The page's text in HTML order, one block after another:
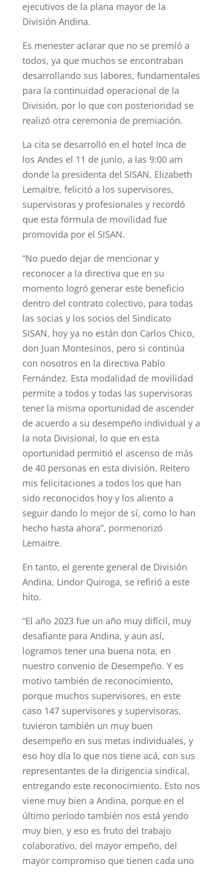
ejecutivos de la plana mayor de la
División Andina.
Es menester aclarar que no se premió a
todos, ya que muchos se encontraban
desarrollando sus labores, fundamentales
para la continuidad operacional de la
División, por lo que con posterioridad se
realizó otra ceremonia de premiación.
La cita se desarrolló en el hotel Inca de
los Andes el 11 de junio, a las 9:00 am
donde la presidenta del SISAN, Elizabeth
Lemaitre, felicitó a los supervisores,
supervisoras y profesionales y recordó
que esta fórmula de movilidad fue
promovida por el SISAN.
“No puedo dejar de mencionar y
reconocer a la directiva que en su
momento logró generar este beneficio
dentro del contrato colectivo, para todas
las socias y los socios del Sindicato
SISAN, hoy ya no están don Carlos Chico,
don Juan Montesinos, pero si continúa
con nosotros en la directiva Pablo
Fernández. Esta modalidad de movilidad
permite a todos y todas las supervisoras
tener la misma oportunidad de ascender
de acuerdo a su desempeño individual y a
la nota Divisional, lo que en esta
oportunidad permitió el ascenso de más
de 40 personas en esta división. Reitero
mis felicitaciones a todos los que han
sido reconocidos hoy y los aliento a
seguir dando lo mejor de sí, como lo han
hecho hasta ahora”, pormenorizó
Lemaitre.
En tanto, el gerente general de División
Andina, Lindor Quiroga, se refirió a este
hito.
“El año 2023 fue un año muy difícil, muy
desafiante para Andina, y aun así,
logramos tener una buena nota, en
nuestro convenio de Desempeño. Y es
motivo también de reconocimiento,
porque muchos supervisores, en este
caso 147 supervisores y supervisoras,
tuvieron también un muy buen
desempeño en sus metas individuales, y
eso hoy día lo que nos tiene acá, con sus
representantes de la dirigencia sindical,
entregando este reconocimiento. Esto nos
viene muy bien a Andina, porque en el
último periodo también nos está yendo
muy bien, y eso es fruto del trabajo
colaborativo, del mayor empeño, del
mayor compromiso que tienen cada uno